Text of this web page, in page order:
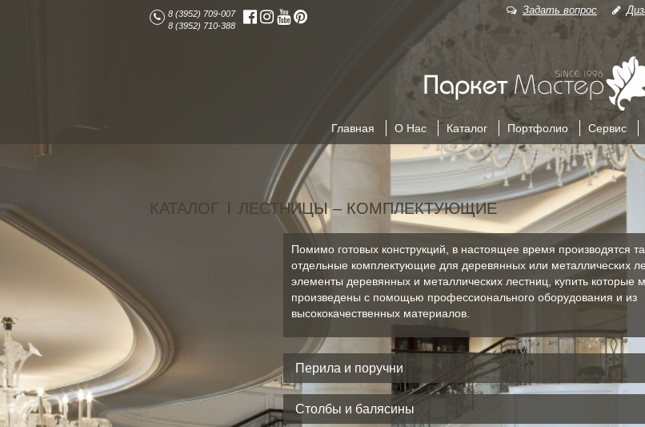
8 (3952) 709-007
8 (3952) 710-388
Задать вопрос
Главная О Нас Каталог Портфолио Сервис
КАТАЛОГ ЛЕСТНИЦЫ – КОМПЛЕКТУЮЩИЕ
Помимо готовых конструкций, в настоящее время производятся
отдельные комплектующие для деревянных или металлических
элементы деревянных и металлических лестниц, купить которые
произведены с помощью профессионального оборудования и из
высококачественных материалов.
Перила и поручни
Столбы и балясины